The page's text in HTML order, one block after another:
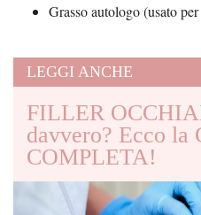
Grasso autologo (usato
LEGGI ANCHE
FILLER
davvero? Ecco la
COMPLETA!